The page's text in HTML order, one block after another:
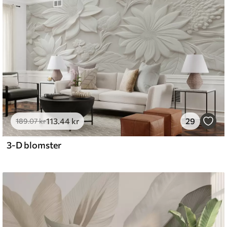
.33269.00kr /m²
and Stick
.67400.00kr/m²
189.07kr113 .44 kr 29
3-D blomster